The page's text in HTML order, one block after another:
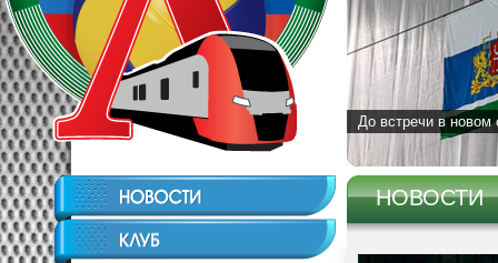
До встречи в новом
НОВОСТИ